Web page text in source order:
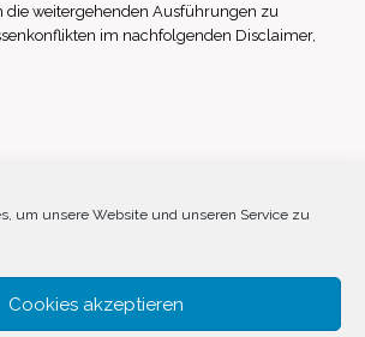
um unsere Website und unseren Service zu
Cookies akzeptieren
die weitergehenden Ausführungen zu
im nachfolgenden Disclaimer,
Datenschutz
Disclaimer